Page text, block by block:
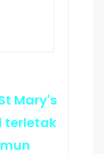
Mary's
terletak